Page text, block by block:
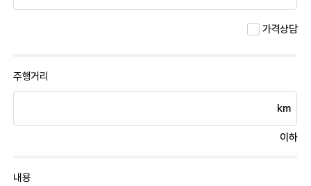
가격상담
주행거리
km
이하
내용